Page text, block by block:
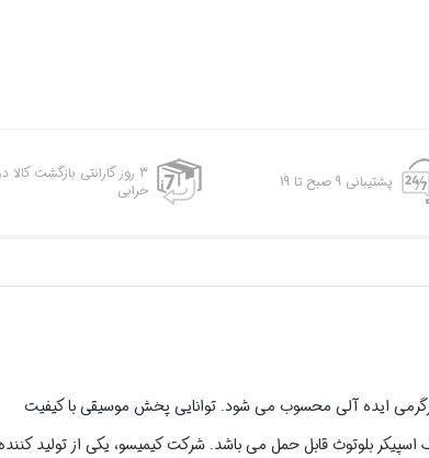
پشتیبانی 9 صبح تا 19
3 روز گارانتی بازگشت
خرابی
ایده آلی محسوب می شود. توانایی پخش موسیقی با کیفیت
بلوتوث قابل حمل می باشد. شرکت کیمیسو، یکی از تولید